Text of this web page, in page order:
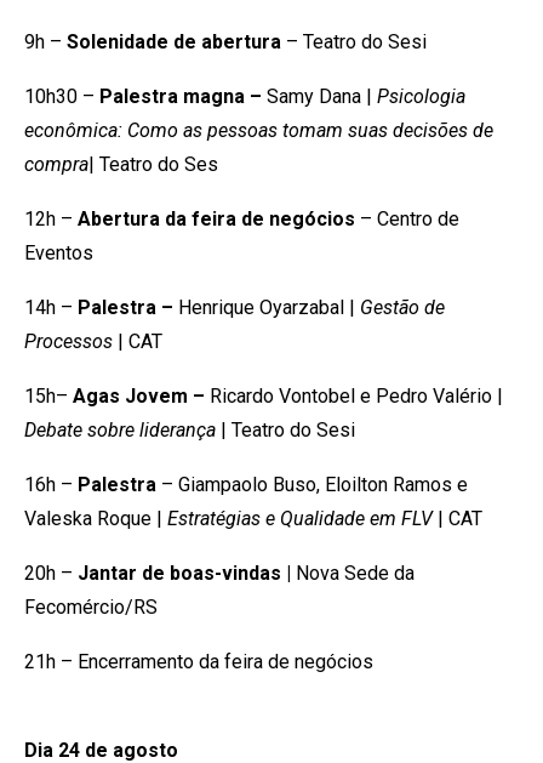
9h – Solenidade de abertura – Teatro do Sesi
10h30 – Palestra magna – Samy Dana | Psicologia
econômica: Como as pessoas tomam suas decisões de
compra| Teatro do Ses
12h – Abertura da feira de negócios – Centro de
Eventos
14h – Palestra – Henrique Oyarzabal | Gestão de
Processos | CAT
15h– Agas Jovem – Ricardo Vontobel e Pedro Valério |
Debate sobre liderança | Teatro do Sesi
16h – Palestra – Giampaolo Buso, Eloilton Ramos e
Valeska Roque | Estratégias e Qualidade em FLV| CAT
20h – Jantar de boas-vindas | Nova Sede da
Fecomércio/RS
21h – Encerramento da feira de negócios
Dia 24 de agosto